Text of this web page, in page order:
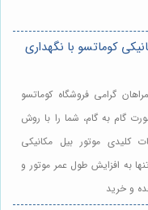
کوماتسو با نگهداری
گرامی فروشگاه کوماتسو
گام به گام، شما را با روش
موتور بیل مکانیکی
به افزایش طول عمر موتور و
و خرید